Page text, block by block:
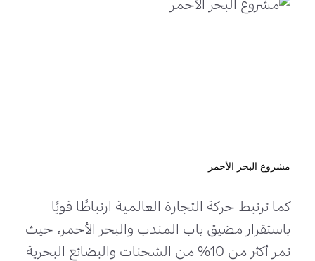
مشروع البحر الأحمر
كما ترتبط حركة التجارة العالمية ارتباطًا قويًا
باستقرار مضيق باب المندب والبحر الأحمر، حيث
تمر أكثر من 10% من الشحنات والبضائع البحرية